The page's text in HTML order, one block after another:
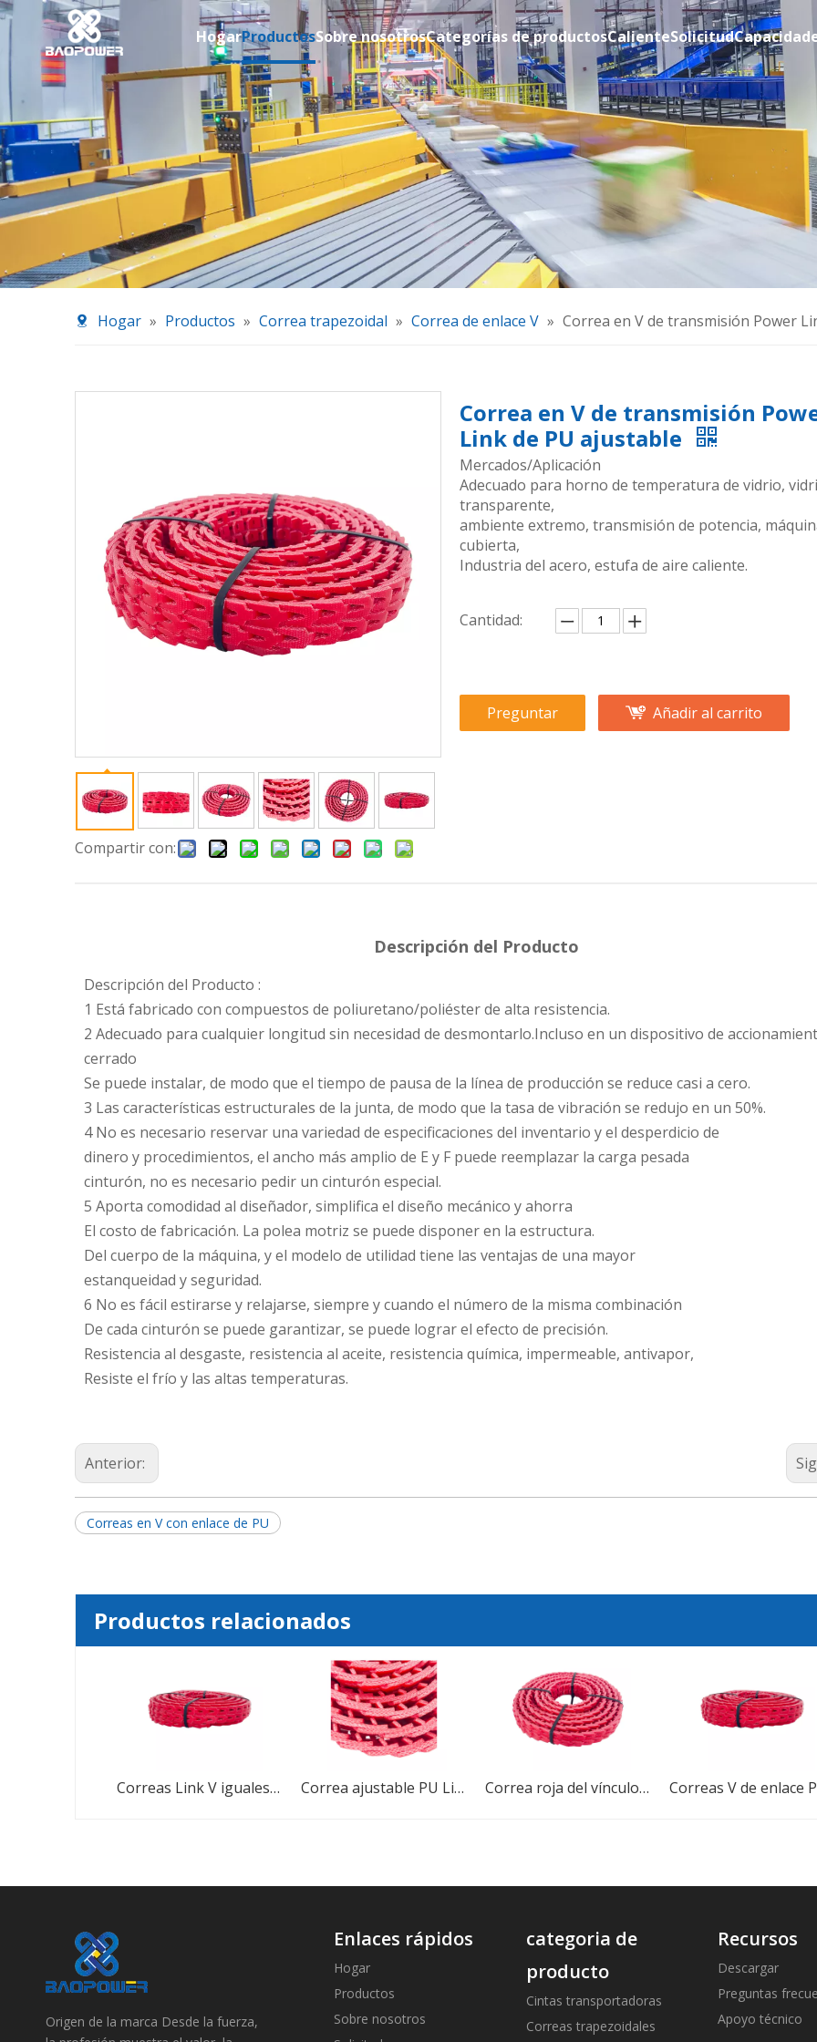
HogarProductosSobre nosotrosCategorías de productosCalienteSolicitud
Hogar » Productos » Correa trapezoidal » Correa de enlace V » Correa en V de transmisión Power
Compartir con:
Correa en V de transmisión
Link de PU ajustable
Mercados/Aplicación
Adecuado para horno de temperatura de vidrio,
transparente,
ambiente extremo, transmisión de potencia,
cubierta,
Industria del acero, estufa de aire caliente.
Cantidad:
Preguntar Añadir al carrito
Descripción del Producto
Descripción del Producto :
1 Está fabricado con compuestos de poliuretano/poliéster de alta resistencia.
2 Adecuado para cualquier longitud sin necesidad de desmontarlo.Incluso en un dispositivo de
cerrado
Se puede instalar, de modo que el tiempo de pausa de la línea de producción se reduce casi a cero.
3 Las características estructurales de la junta, de modo que la tasa de vibración se redujo en un 50%.
4 No es necesario reservar una variedad de especificaciones del inventario y el desperdicio de
dinero y procedimientos, el ancho más amplio de E y F puede reemplazar la carga pesada
cinturón, no es necesario pedir un cinturón especial.
5 Aporta comodidad al diseñador, simplifica el diseño mecánico y ahorra
El costo de fabricación. La polea motriz se puede disponer en la estructura.
Del cuerpo de la máquina, y el modelo de utilidad tiene las ventajas de una mayor
estanqueidad y seguridad.
6 No es fácil estirarse y relajarse, siempre y cuando el número de la misma combinación
De cada cinturón se puede garantizar, se puede lograr el efecto de precisión.
Resistencia al desgaste, resistencia al aceite, resistencia química, impermeable, antivapor,
Resiste el frío y las altas temperaturas.
Anterior:
Correas en V con enlace de PU
Productos relacionados
Correas Link V iguales que las correas Power Twist V de Fenner Correa ajustable PU Link V para Power Drive Correa roja del vínculo V de la torsión del poder de la PU/correa V del vínculo del giro más del poder de la fábrica
Origen de la marca Desde la fuerza,
Enlaces rápidos
Hogar
Productos
Sobre nosotros
categoria de
producto
Cintas transportadoras
Correas trapezoidales
Recursos
Descargar
Preguntas
Apoyo técnico